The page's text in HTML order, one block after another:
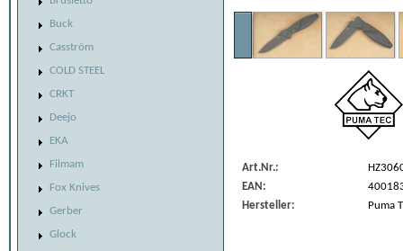
Buck
Casström
COLD STEEL
CRKT
Deejo
EKA
Filmam
Fox Knives
Gerber
Glock
Art.Nr.:
EAN:
Hersteller:
Puma